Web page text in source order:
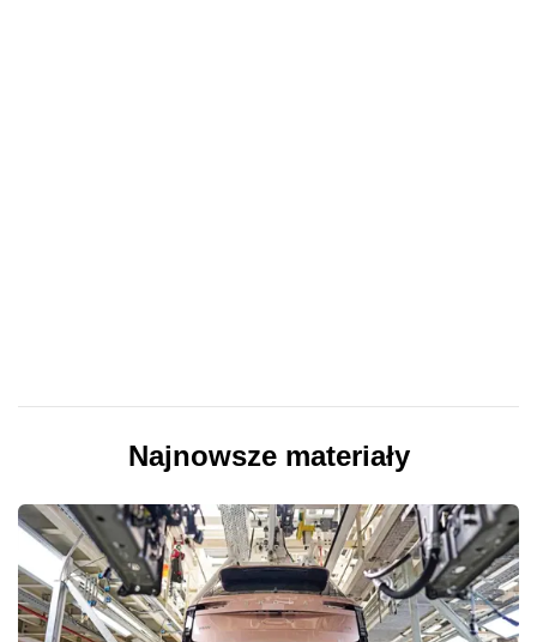
Najnowsze materiały